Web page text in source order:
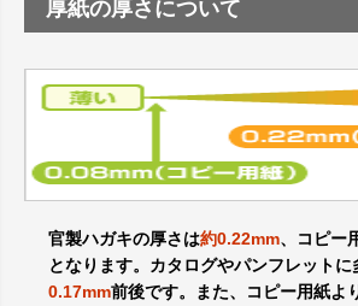
厚紙の厚さについて
官製ハガキの厚さは約0.22mm、コピー
となります。カタログやパンフレットに
0.17mm前後です。また、コピー用紙よ